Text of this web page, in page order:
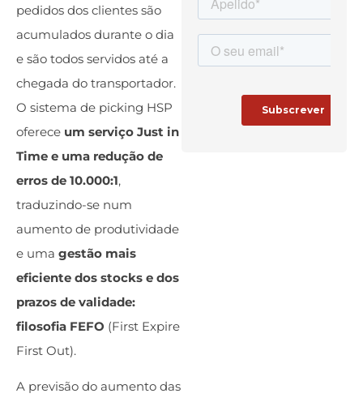
pedidos dos clientes são
acumulados durante o dia
e são todos servidos até a
chegada do transportador.
O sistema de picking HSP
oferece um serviço Just in
Time e uma redução de
erros de 10.000:1,
traduzindo-se num
aumento de produtividade
e uma gestão mais
eficiente dos stocks e dos
prazos de validade:
filosofia FEFO (First Expire
First Out).
A previsão do aumento das